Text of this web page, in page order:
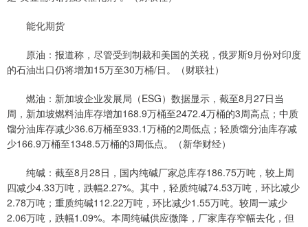
能化期货
原油：报道称，尽管受到制裁和美国的关税，俄罗斯9月份对印度
的石油出口仍将增加15万至30万桶/日。（财联社）
燃油：新加坡企业发展局（ESG）数据显示，截至8月27日当
周，新加坡燃料油库存增加168.9万桶至2472.4万桶的3周高点；中质
馏分油库存减少36.6万桶至933.1万桶的2周低点；轻质馏分油库存减
少166.9万桶至1348.5万桶的3周低点。（新华财经）
纯碱：截至8月28日，国内纯碱厂家总库存186.75万吨，较上周
四减少4.33万吨，跌幅2.27%。其中，轻质纯碱74.53万吨，环比减少
2.78万吨；重质纯碱112.22万吨，环比减少1.55万吨。较周一减少
2.06万吨，跌幅1.09%。本周纯碱供应微降，厂家库存窄幅去化，但